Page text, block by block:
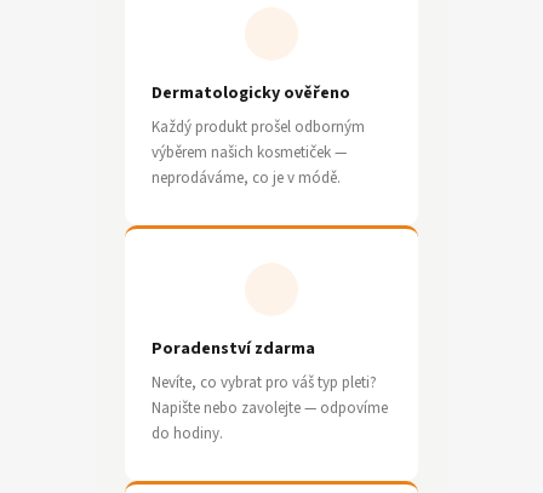
Dermatologicky ověřeno
Každý produkt prošel odborným
výběrem našich kosmetiček —
neprodáváme, co je v módě.
Poradenství zdarma
Nevíte, co vybrat pro váš typ pleti?
Napište nebo zavolejte — odpovíme
do hodiny.